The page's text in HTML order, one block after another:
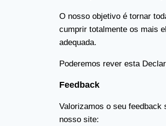
O nosso objetivo é tornar
cumprir totalmente os mais
adequada.
Poderemos rever esta
Feedback
Valorizamos o seu feedback
nosso site: